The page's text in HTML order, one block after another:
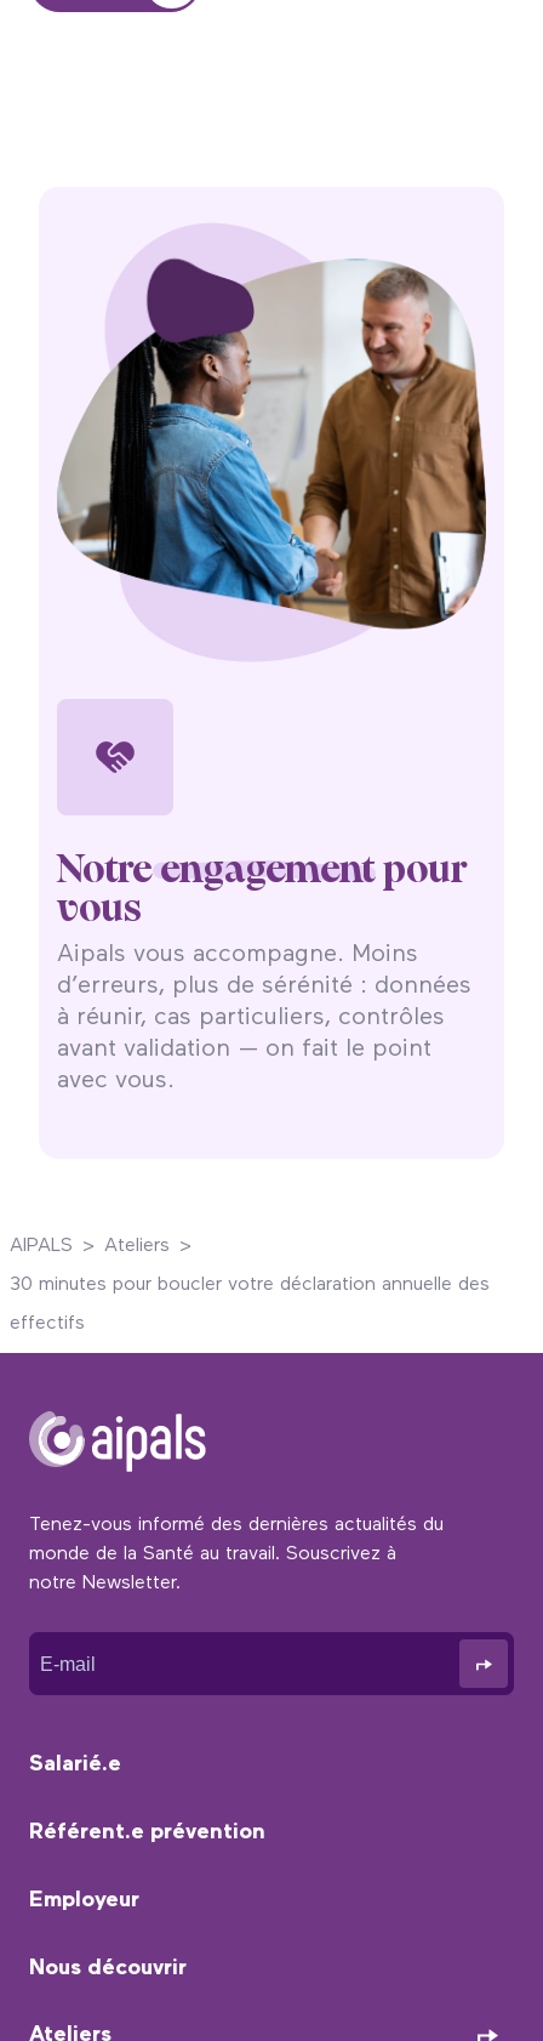
Notreengagement pour
vous
Aipals vous accompagne. Moins
d’erreurs, plus de sérénité : données
à réunir, cas particuliers, contrôles
avant validation — on fait le point
avec vous.
AIPALS > Ateliers
>
30 minutes pour boucler votre déclaration annuelle des
effectifs
Tenez-vous informé des dernières actualités du
monde de la Santé au travail. Souscrivez à
notre Newsletter.
Salarié.e
Référent.e prévention
Employeur
Nous découvrir
Ateliers